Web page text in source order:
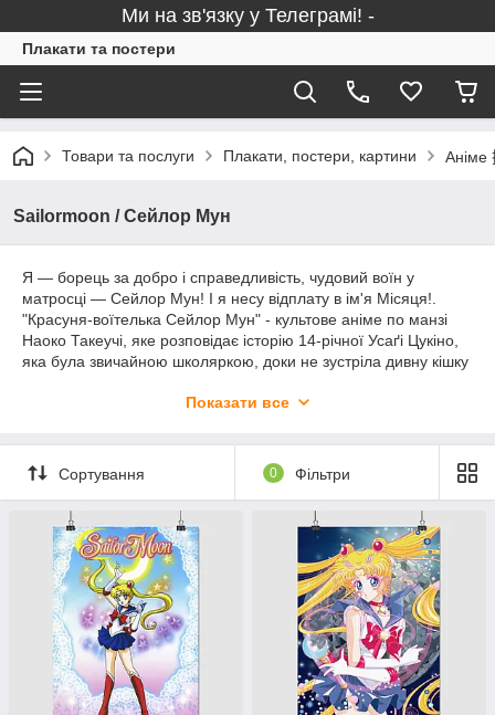
Ми на зв'язку у Телеграмі! -
Плакати та постери
Товари та послуги Плакати, постери, картини Аніме
Sailormoon / Сейлор Мун
Я — борець за добро і справедливість, чудовий воїн у
матросці — Сейлор Мун! І я несу відплату в ім'я Місяця!.
"Красуня-воїтелька Сейлор Мун" - культове аніме по манзі
Наоко Такеучі, яке розповідає історію 14-річної Усаґі Цукіно,
яка була звичайною школяркою, доки не зустріла дивну кішку
покладена важлива місія - розшукати принцесу Срібного
моменту поки що незграбний воїн Сейлор Мун починає
боротьбу зі злом, паралельно знаходячи нових друзів і
соратників - Сейлор Меркурі, Сейлор Марс, Сейлор Юпітер і
Сейлор Венеру, а також загадкового Такседо Маска, який
завжди виручає Сейлор Мун із халеп. На нашому сайті Ви
можете придбати плакат із улюбленими сейлор-воїнами в
матросці.
Показати все
Сортування 0 Фільтри